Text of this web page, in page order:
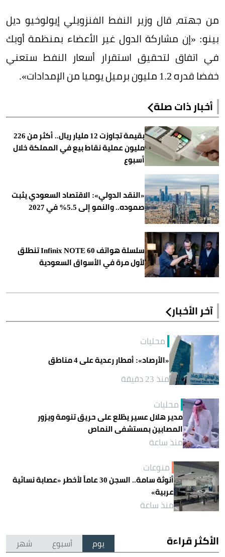
من جهته، قال وزير النفط الفنزويلي إيولوخيو ديل
بينو: «إن مشاركة الدول غير الأعضاء بمنظمة أوبك
في اتفاق لتحقيق استقرار أسعار النفط ستعني
خفضا قدره 1.2 مليون برميل يوميا من الإمدادات».
أخبار ذات صلة
بقيمة تجاوزت 12 مليار ريال.. أكثر من 226
مليون عملية نقاط بيع في المملكة خلال
أسبوع
«النقد الدولي»: الاقتصاد السعودي يثبت
صموده.. والنمو إلى 5.5% في 2027
سلسلة هواتف Infinix NOTE 60 تنطلق
لأول مرة في الأسواق السعودية
آخر الأخبار
محليات
«الأرصاد»: أمطار رعدية على 4 مناطق
منذ 23 دقيقة
محليات
مدير هلال عسير يطّلع على حريق تنومة ويزور
المصابين بمستشفى النماص
منذ ساعة
منوعات
أنوثة سامة.. السجن 30 عاماً لأخطر «عصابة نسائية
عربية»
منذ ساعة
الأكثر قراءة يوم أسبوع شهر